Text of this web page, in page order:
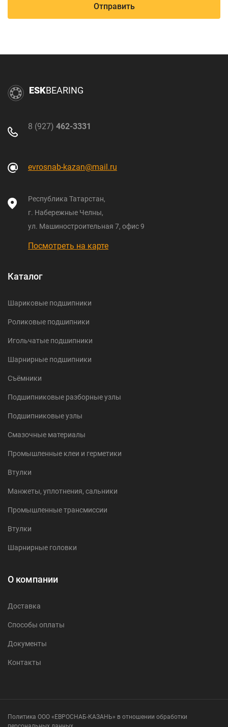
Отправить
ESKBEARING
8 (927) 462-3331
evrosnab-kazan@mail.ru
Республика Татарстан,
г. Набережные Челны,
ул. Машиностроительная 7, офис 9
Посмотреть на карте
Каталог
Шариковые подшипники
Роликовые подшипники
Игольчатые подшипники
Шарнирные подшипники
Съёмники
Подшипниковые разборные узлы
Подшипниковые узлы
Смазочные материалы
Промышленные клеи и герметики
Втулки
Манжеты, уплотнения, сальники
Промышленные трансмиссии
Втулки
Шарнирные головки
О компании
Доставка
Способы оплаты
Документы
Контакты
Политика ООО «ЕВРОСНАБ-КАЗАНЬ» в отношении обработки